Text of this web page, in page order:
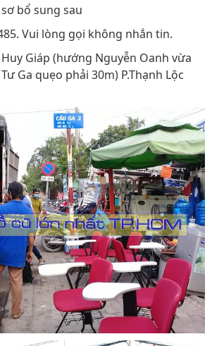
bổ sung sau
Vui lòng gọi không nhắn tin.
Giáp (hướng Nguyễn Oanh vừa
Ga quẹo phải 30m) P.Thạnh Lộc